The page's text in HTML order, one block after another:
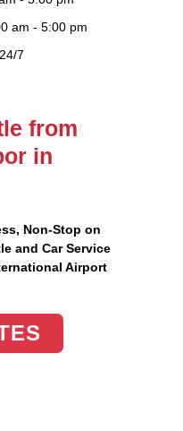
am - 5:00 pm
7
from
in
, Non-Stop on
and Car Service
Airport